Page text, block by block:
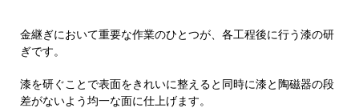
金継ぎにおいて重要な作業のひとつが、各工程後に行う漆の研
ぎです。
漆を研ぐことで表面をきれいに整えると同時に漆と陶磁器の段
差がないよう均一な面に仕上げます。